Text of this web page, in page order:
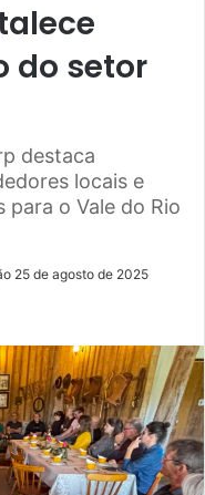
do setor
destaca
locais e
o Vale do Rio
25 de agosto de 2025